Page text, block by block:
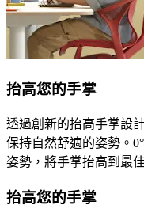
抬高您的手掌
透過創新的抬高手掌設
保持自然舒適的姿勢。
姿勢，將手掌抬高到最
抬高您的手掌